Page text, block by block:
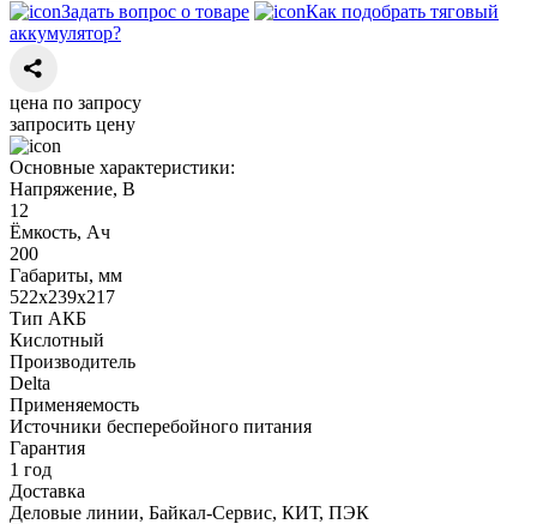
Задать вопрос о товаре
Как подобрать тяговый
аккумулятор?
цена по запросу
запросить цену
Основные характеристики:
Напряжение, В
12
Ёмкость, Ач
200
Габариты, мм
522х239х217
Тип АКБ
Кислотный
Производитель
Delta
Применяемость
Источники бесперебойного питания
Гарантия
1 год
Доставка
Деловые линии, Байкал-Сервис, КИТ, ПЭК